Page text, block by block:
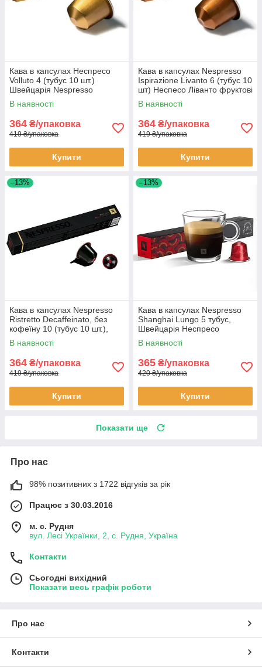
Кава в капсулах Неспресо
Volluto 4 (тубус 10 шт.)
Швейцарія Nespresso
В наявності
364 ₴/упаковка
419 ₴/упаковка
Купити
Кава в капсулах Nespresso
Ispirazione Livanto 6 (тубус 10
шт) Неспесо Ліванто фруктові
нотки арабіка
В наявності
364 ₴/упаковка
419 ₴/упаковка
Купити
–13%
Кава в капсулах Nespresso
Ristretto Decaffeinato, без
кофеїну 10 (тубус 10 шт.),
Швейцарія
В наявності
364 ₴/упаковка
419 ₴/упаковка
Купити
–13%
Кава в капсулах Nespresso
Shanghai Lungo 5 тубус,
Швейцарія Неспресо
В наявності
365 ₴/упаковка
420 ₴/упаковка
Купити
Показати ще
Про нас
98% позитивних з 1722 відгуків за рік
Працює з 30.03.2016
м. с. Рудня
вул. Лесі Українки, 2, с. Рудня, Україна
Контакти
Сьогодні вихідний
Показати весь графік роботи
Про нас
Контакти